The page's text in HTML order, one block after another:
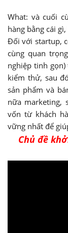
What: và cuối
hàng bằng cái
Đối với startup,
cùng quan
nghiệp tinh
kiểm thử, sau
sản phẩm và
nữa marketing,
vốn từ khách
vững nhất để
Chủ đề